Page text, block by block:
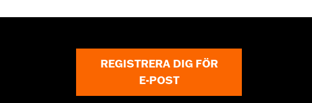
REGISTRERA DIG FÖR
E-POST